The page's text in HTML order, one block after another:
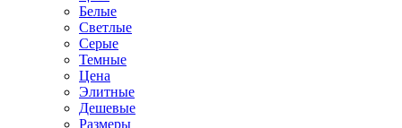
Белые
Светлые
Серые
Темные
Цена
Элитные
Дешевые
Размеры